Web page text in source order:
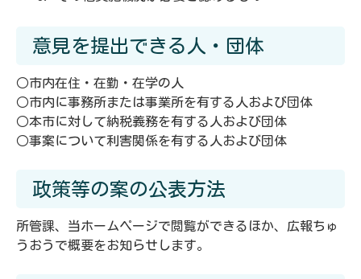
意見を提出できる人・団体
○市内在住・在勤・在学の人
○市内に事務所または事業所を有する人および団体
○本市に対して納税義務を有する人および団体
○事案について利害関係を有する人および団体
政策等の案の公表方法
所管課、当ホームページで閲覧ができるほか、広報ちゅ
うおうで概要をお知らせします。